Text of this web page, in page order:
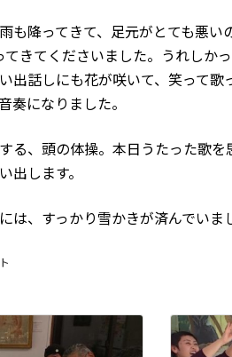
降ってきて、足元がとても悪い
てきてくださいました。うれし
出話しにも花が咲いて、笑って歌
奏になりました。
る、頭の体操。本日うたった歌
出します。
は、すっかり雪かきが済んでいま